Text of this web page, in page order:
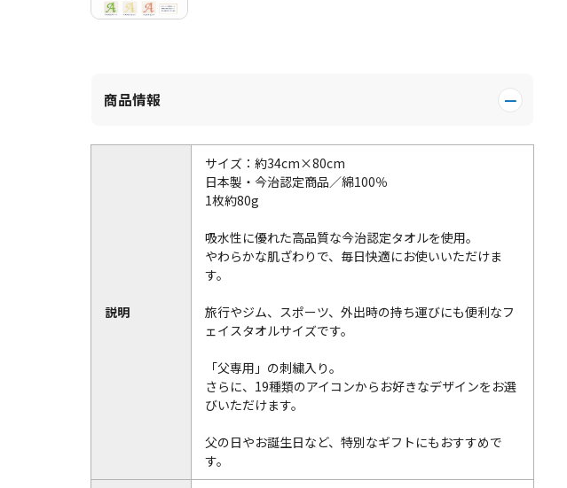
商品情報
説明
サイズ：約34cm×80cm
日本製・今治認定商品／綿100％
1枚約80g
吸水性に優れた高品質な今治認定タオルを使用。
やわらかな肌ざわりで、毎日快適にお使いいただけま
す。
旅行やジム、スポーツ、外出時の持ち運びにも便利なフ
ェイスタオルサイズです。
「父専用」の刺繍入り。
さらに、19種類のアイコンからお好きなデザインをお選
びいただけます。
父の日やお誕生日など、特別なギフトにもおすすめで
す。